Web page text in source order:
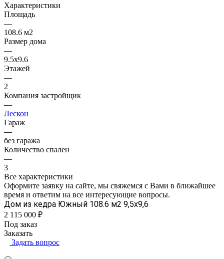
Характеристики
Площадь
—
108.6 м2
Размер дома
—
9.5х9.6
Этажей
—
2
Компания застройщик
—
Лескон
Гараж
—
без гаража
Количество спален
—
3
Все характеристики
Оформите заявку на сайте, мы свяжемся с Вами в ближайшее
время и ответим на все интересующие вопросы.
Дом из кедра Южный 108.6 м2 9,5х9,6
2 115 000 ₽
Под заказ
Заказать
Задать вопрос